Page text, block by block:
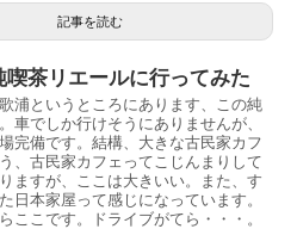
記事を読む
喫茶リエールに行ってみた
浦というところにあります、この純
車でしか行けそうにありませんが、
完備です。結構、大きな古民家カフ
、古民家カフェってこじんまりして
ますが、ここは大きいい。また、す
日本家屋って感じになっています。
ここです。ドライブがてら・・・。